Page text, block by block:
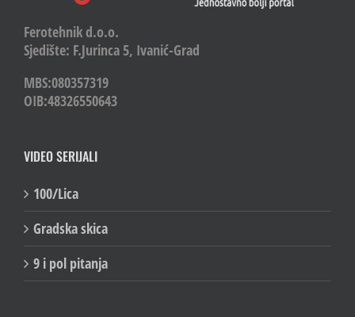
Ferotehnik d.o.o.
Sjedište: F.Jurinca 5, Ivanić-Grad
MBS:080357319
OIB:48326550643
VIDEO SERIJALI
100/Lica
Gradska skica
9 i pol pitanja